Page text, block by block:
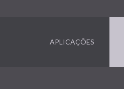
APLICAÇÕES